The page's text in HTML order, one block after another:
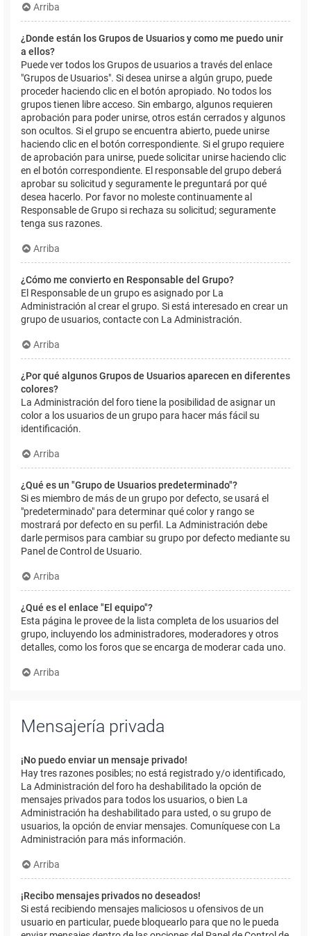
Arriba
¿Donde están los Grupos de Usuarios y como me puedo unir
a ellos?
Puede ver todos los Grupos de usuarios a través del enlace
"Grupos de Usuarios". Si desea unirse a algún grupo, puede
proceder haciendo clic en el botón apropiado. No todos los
grupos tienen libre acceso. Sin embargo, algunos requieren
aprobación para poder unirse, otros están cerrados y algunos
son ocultos. Si el grupo se encuentra abierto, puede unirse
haciendo clic en el botón correspondiente. Si el grupo requiere
de aprobación para unirse, puede solicitar unirse haciendo clic
en el botón correspondiente. El responsable del grupo deberá
aprobar su solicitud y seguramente le preguntará por qué
desea hacerlo. Por favor no moleste continuamente al
Responsable de Grupo si rechaza su solicitud; seguramente
tenga sus razones.
Arriba
¿Cómo me convierto en Responsable del Grupo?
El Responsable de un grupo es asignado por La
Administración al crear el grupo. Si está interesado en crear un
grupo de usuarios, contacte con La Administración.
Arriba
¿Por qué algunos Grupos de Usuarios aparecen en diferentes
colores?
La Administración del foro tiene la posibilidad de asignar un
color a los usuarios de un grupo para hacer más fácil su
identificación.
Arriba
¿Qué es un "Grupo de Usuarios predeterminado"?
Si es miembro de más de un grupo por defecto, se usará el
"predeterminado" para determinar qué color y rango se
mostrará por defecto en su perfil. La Administración debe
darle permisos para cambiar su grupo por defecto mediante su
Panel de Control de Usuario.
Arriba
¿Qué es el enlace "El equipo"?
Esta página le provee de la lista completa de los usuarios del
grupo, incluyendo los administradores, moderadores y otros
detalles, como los foros que se encarga de moderar cada uno.
Arriba
Mensajería privada
¡No puedo enviar un mensaje privado!
Hay tres razones posibles; no está registrado y/o identificado,
La Administración del foro ha deshabilitado la opción de
mensajes privados para todos los usuarios, o bien La
Administración ha deshabilitado para usted, o su grupo de
usuarios, la opción de enviar mensajes. Comuníquese con La
Administración para más información.
Arriba
¡Recibo mensajes privados no deseados!
Si está recibiendo mensajes maliciosos u ofensivos de un
usuario en particular, puede bloquearlo para que no le pueda